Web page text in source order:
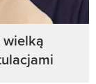
wielką